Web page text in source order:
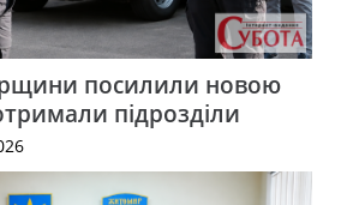
посилили новою
підрозділи